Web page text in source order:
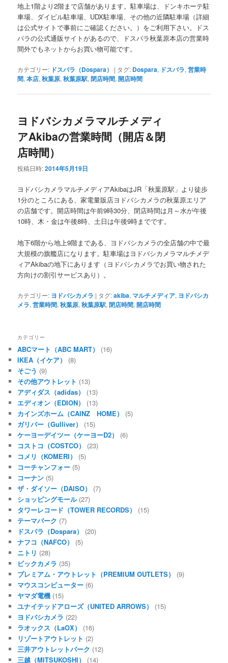
地上1階より2階まで店舗があります。駐車場は、ドンキホーテ駐
車場、ダイビル駐車場、UDX駐車場、その他の近隣駐車場（詳細
は公式サイトで事前にご確認ください。）をご利用下さい。ドス
パラの公式通販サイトがあるので、ドスパラ秋葉原本店の営業時
間外でもネットからお買い物可能です。
カテゴリー: ドスパラ（Dospara） | タグ: Dospara, ドスパラ,営業時
間,本店,秋葉原,秋葉原駅,閉店時間,開店時間
ヨドバシカメラマルチメディ
アAkibaの営業時間（開店＆閉
店時間）
投稿日時:2014年5月19日
ヨドバシカメラマルチメディアAkibaはJR「秋葉原駅」より徒歩
1分のところにある、家電量販店ヨドバシカメラの秋葉原エリア
の店舗です。開店時間は午前9時30分、閉店時間は月～水が午後
10時、木・金は午後8時、土日は午後9時までです。
地下6階から地上9階まである、ヨドバシカメラの全店舗の中で最
大規模の旗艦店になります。駐車場はヨドバシカメラマルチメデ
ィアAkibaの地下にあります（ヨドバシカメラでお買い物された
方向けの割引サービスあり）。
カテゴリー: ヨドバシカメラ | タグ:akiba, マルチメディア, ヨドバシカ
メラ,営業時間,秋葉原,秋葉原駅,閉店時間,開店時間
カテゴリー
ABCマート（ABC MART）
(16)
IKEA（イケア）
(8)
そごう (9)
その他アウトレット (13)
アディダス（adidas）
(13)
エディオン（EDION）
(13)
カインズホーム（CAINZ HOME）
(5)
ガリバー（Gulliver）
(15)
ケーヨーデイツー（ケーヨーD2）
(6)
コストコ（COSTCO）
(23)
コメリ（KOMERI）
(5)
コーチャンフォー (5)
コーナン (5)
ザ・ダイソー（DAISO）
(7)
ショッピングモール(27)
タワーレコード（TOWER RECORDS）
(15)
テーマパーク (7)
ドスパラ（Dospara）
(20)
ナフコ（NAFCO）
(5)
ニトリ (28)
ビックカメラ (35)
プレミアム・アウトレット（PREMIUM OUTLETS）
(9)
マウスコンピューター (6)
ヤマダ電機 (15)
ユナイテッドアローズ（UNITED ARROWS）
(15)
ヨドバシカメラ (22)
ラオックス（LaOX）
(16)
リゾートアウトレット (2)
三井アウトレットパーク (12)
三越（MITSUKOSHI）
(14)